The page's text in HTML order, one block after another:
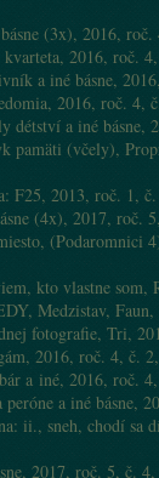
(3x), 2016,
2016, roč.
a iné básne,
2016, roč. 4,
détství a iné básne,
pamäti (včely),
F25, 2013, roč. 1,
(4x), 2017, roč.
(Podaromnici
kto vlastne som,
Medzistav,
fotografie, Tri,
2016, roč. 4, č.
a iné, 2016, roč.
a iné básne,
ii., sneh, chodí sa
2017, roč. 5, č.